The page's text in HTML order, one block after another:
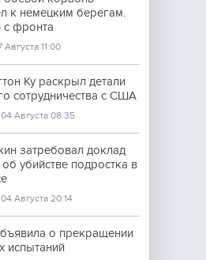
к немецким берегам.
фронта
Августа 11:00
Ку раскрыл детали
сотрудничества с США
04 Августа 08:35
затребовал доклад
убийстве подростка в
04 Августа 20:14
о прекращении
испытаний